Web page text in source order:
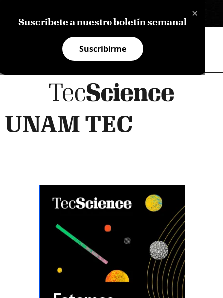
×
Suscríbete a nuestro boletín semanal
Suscribirme
UNAM TEC